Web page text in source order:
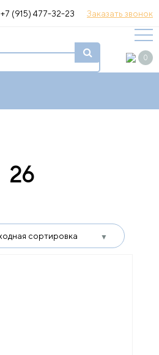
+7 (915) 477-32-23 Заказать звонок
0
26